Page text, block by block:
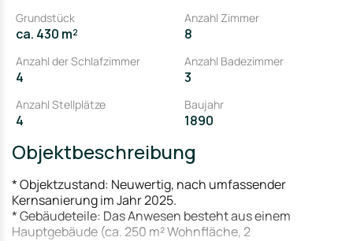
Grundstück
ca. 430 m²
Anzahl Zimmer
8
Anzahl der Schlafzimmer
4
Anzahl Badezimmer
3
Anzahl Stellplätze
4
Baujahr
1890
Objektbeschreibung
* Objektzustand: Neuwertig, nach umfassender
Kernsanierung im Jahr 2025.
* Gebäudeteile: Das Anwesen besteht aus einem
Hauptgebäude (ca. 250 m² Wohnfläche, 2